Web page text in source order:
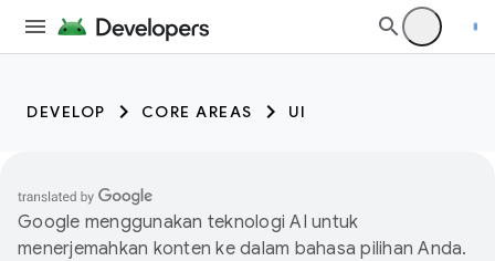
DEVELOP CORE AREAS UI
Google menggunakan teknologi AI untuk
menerjemahkan konten ke dalam bahasa pilihan Anda.